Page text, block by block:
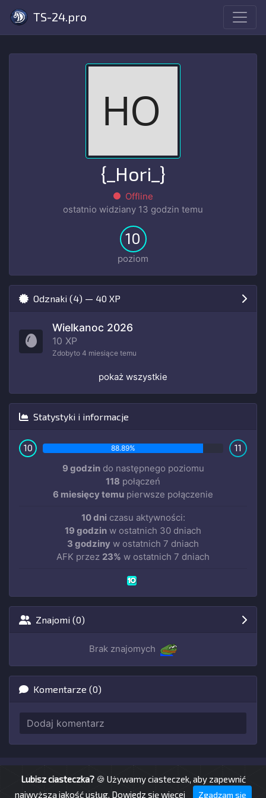
TS-24.pro
{_Hori_}
Offline
ostatnio widziany 13 godzin temu
10
poziom
Odznaki (4) — 40 XP
Wielkanoc 2026
10 XP
Zdobyto 4 miesiące temu
pokaż wszystkie
Statystyki i informacje
10 88.89% 11
9 godzindo następnego poziomu
118 połączeń
6 miesięcy temu pierwsze połączenie
10 dni czasu aktywności:
19 godzin w ostatnich 30 dniach
3 godziny w ostatnich 7 dniach
AFK przez 23% w ostatnich 7 dniach
Znajomi (0)
Brak znajomych
Komentarze (0)
Lubisz ciasteczka?🍪 Używamy ciasteczek, aby zapewnić
najwyższą jakość usług. Dowiedz się więcej Zgadzam się
© TS-24.pro 2026
v TS-24.pro — ©Wruczek&toster.dev2017 - 2026